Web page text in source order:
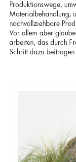
Produktionswege,
Materialbehandlung,
nachvollziehbare
Vor allem aber
arbeiten, das durch
Schritt dazu